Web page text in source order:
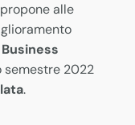
alle
Business
semestre 2022
.